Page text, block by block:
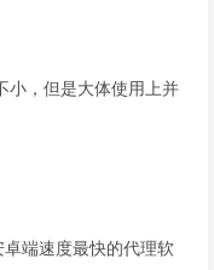
小，但是大体使用上并
端速度最快的代理软